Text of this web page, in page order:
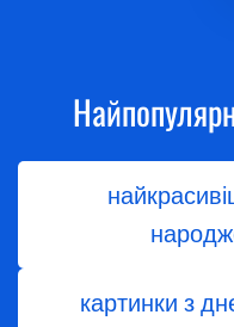
картинки з